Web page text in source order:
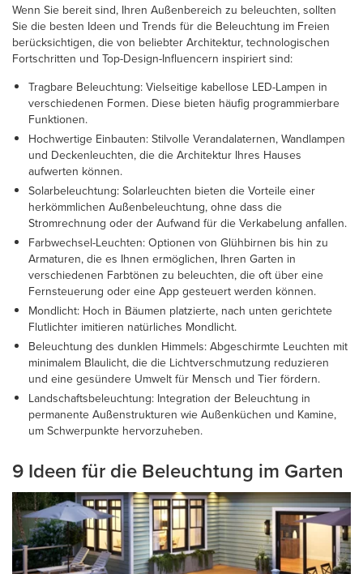
Wenn Sie bereit sind, Ihren Außenbereich zu beleuchten, sollten
Sie die besten Ideen und Trends für die Beleuchtung im Freien
berücksichtigen, die von beliebter Architektur, technologischen
Fortschritten und Top-Design-Influencern inspiriert sind:
Tragbare Beleuchtung: Vielseitige kabellose LED-Lampen in
verschiedenen Formen. Diese bieten häufig programmierbare
Funktionen.
Hochwertige Einbauten: Stilvolle Verandalaternen, Wandlampen
und Deckenleuchten, die die Architektur Ihres Hauses
aufwerten können.
Solarbeleuchtung: Solarleuchten bieten die Vorteile einer
herkömmlichen Außenbeleuchtung, ohne dass die
Stromrechnung oder der Aufwand für die Verkabelung anfallen.
Farbwechsel-Leuchten: Optionen von Glühbirnen bis hin zu
Armaturen, die es Ihnen ermöglichen, Ihren Garten in
verschiedenen Farbtönen zu beleuchten, die oft über eine
Fernsteuerung oder eine App gesteuert werden können.
Mondlicht: Hoch in Bäumen platzierte, nach unten gerichtete
Flutlichter imitieren natürliches Mondlicht.
Beleuchtung des dunklen Himmels: Abgeschirmte Leuchten mit
minimalem Blaulicht, die die Lichtverschmutzung reduzieren
und eine gesündere Umwelt für Mensch und Tier fördern.
Landschaftsbeleuchtung: Integration der Beleuchtung in
permanente Außenstrukturen wie Außenküchen und Kamine,
um Schwerpunkte hervorzuheben.
9 Ideen für die Beleuchtung im Garten